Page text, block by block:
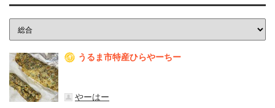
1 うるま市特産ひらやーちー
やーはー